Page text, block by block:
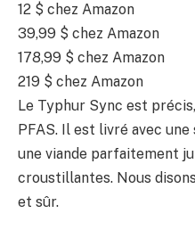
12 $ chez Amazon
39,99 $ chez Amazon
178,99 $ chez Amazon
219 $ chez Amazon
Le Typhur Sync est
PFAS. Il est livré avec
une viande parfaitement
croustillantes. Nous
et sûr.